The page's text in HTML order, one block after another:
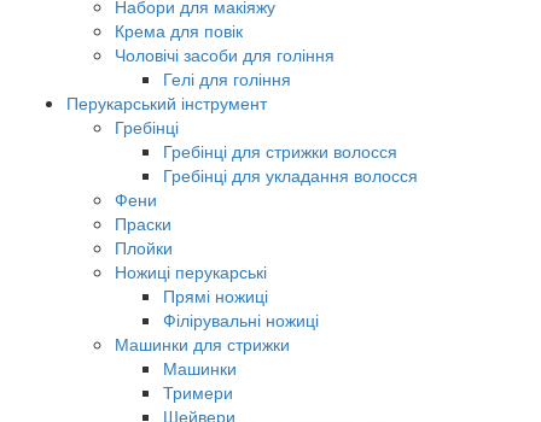
Набори для макіяжу
Крема для повік
Чоловічі засоби для гоління
Гелі для гоління
Перукарський інструмент
Гребінці
Гребінці для стрижки волосся
Гребінці для укладання волосся
Фени
Праски
Плойки
Ножиці перукарські
Прямі ножиці
Філірувальні ножиці
Машинки для стрижки
Машинки
Тримери
Шейвери